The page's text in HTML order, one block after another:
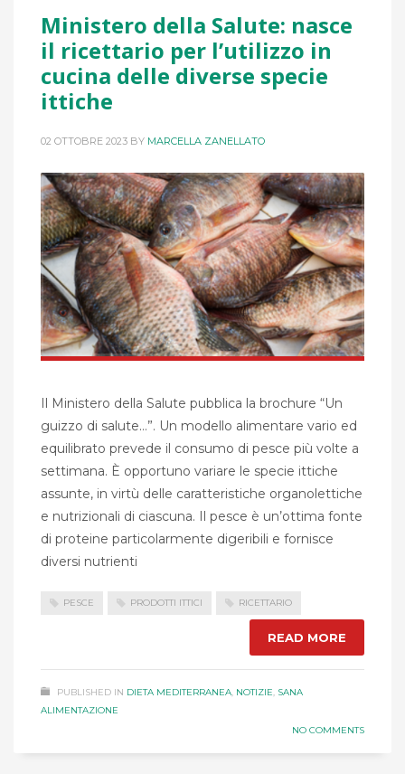
Ministero della Salute: nasce
il ricettario per l’utilizzo in
cucina delle diverse specie
ittiche
02 OTTOBRE 2023 BY MARCELLA ZANELLATO
Il Ministero della Salute pubblica la brochure “Un
guizzo di salute…”. Un modello alimentare vario ed
equilibrato prevede il consumo di pesce più volte a
settimana. È opportuno variare le specie ittiche
assunte, in virtù delle caratteristiche organolettiche
e nutrizionali di ciascuna. Il pesce è un’ottima fonte
di proteine particolarmente digeribili e fornisce
diversi nutrienti
PESCE PRODOTTI ITTICI RICETTARIO
READ MORE
PUBLISHED IN DIETA MEDITERRANEA, NOTIZIE, SANA
ALIMENTAZIONE
NO COMMENTS